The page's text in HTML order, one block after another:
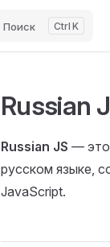
Поиск K
Russian
Russian JS — это
русском языке,
JavaScript.